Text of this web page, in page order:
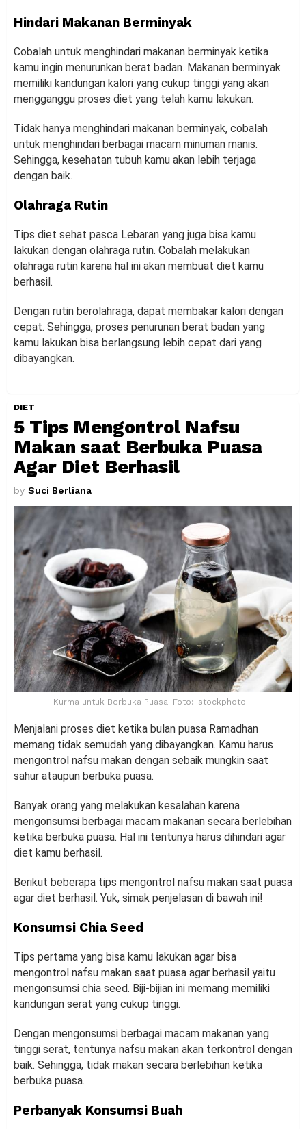
Hindari Makanan Berminyak
Cobalah untuk menghindari makanan berminyak ketika
kamu ingin menurunkan berat badan. Makanan berminyak
memiliki kandungan kalori yang cukup tinggi yang akan
mengganggu proses diet yang telah kamu lakukan.
Tidak hanya menghindari makanan berminyak, cobalah
untuk menghindari berbagai macam minuman manis.
Sehingga, kesehatan tubuh kamu akan lebih terjaga
dengan baik.
Olahraga Rutin
Tips diet sehat pasca Lebaran yang juga bisa kamu
lakukan dengan olahraga rutin. Cobalah melakukan
olahraga rutin karena hal ini akan membuat diet kamu
berhasil.
Dengan rutin berolahraga, dapat membakar kalori dengan
cepat. Sehingga, proses penurunan berat badan yang
kamu lakukan bisa berlangsung lebih cepat dari yang
dibayangkan.
DIET
5 Tips Mengontrol Nafsu
Makan saat Berbuka Puasa
Agar Diet Berhasil
by Suci Berliana
Kurma untuk Berbuka Puasa. Foto: istockphoto
Menjalani proses diet ketika bulan puasa Ramadhan
memang tidak semudah yang dibayangkan. Kamu harus
mengontrol nafsu makan dengan sebaik mungkin saat
sahur ataupun berbuka puasa.
Banyak orang yang melakukan kesalahan karena
mengonsumsi berbagai macam makanan secara berlebihan
ketika berbuka puasa. Hal ini tentunya harus dihindari agar
diet kamu berhasil.
Berikut beberapa tips mengontrol nafsu makan saat puasa
agar diet berhasil. Yuk, simak penjelasan di bawah ini!
Konsumsi Chia Seed
Tips pertama yang bisa kamu lakukan agar bisa
mengontrol nafsu makan saat puasa agar berhasil yaitu
mengonsumsi chia seed. Biji-bijian ini memang memiliki
kandungan serat yang cukup tinggi.
Dengan mengonsumsi berbagai macam makanan yang
tinggi serat, tentunya nafsu makan akan terkontrol dengan
baik. Sehingga, tidak makan secara berlebihan ketika
berbuka puasa.
Perbanyak Konsumsi Buah